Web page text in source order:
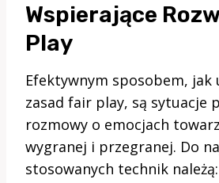
Wspierające
Play
Efektywnym sposobem, jak
zasad fair play, są sytuacje
rozmowy o emocjach
wygranej i przegranej. Do
stosowanych technik należą: